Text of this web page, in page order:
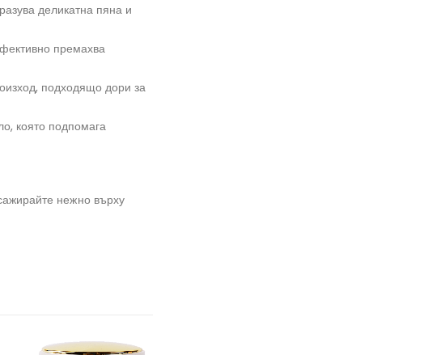
деликатна пяна и
премахва
подходящо дори за
която подпомага
нежно върху